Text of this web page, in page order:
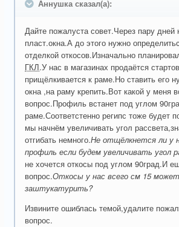
Аннушка сказал(а):
Дайте пожалуста совет.Через пару дней
пласт.окна.А до этого нужно
отделкой откосов.Изначально
ГКЛ.У нас в магазинах продаётся
прищёлкивается к раме.Но ставить его
окна ,на раму крепить.Вот какой у меня
вопрос.Профиль встанет под углом
раме.Соответстенно регипс тоже будет
мы начнём увеличивать угол
отгибать немного.Не отщёлкнется ли у
профиль если будем увеличивать угол
не хочется откосы под углом 90град.И
вопрос.Откосы у нас всего см 15
заштукатурить?
Извините ошиблась темой,удалите
вопрос.